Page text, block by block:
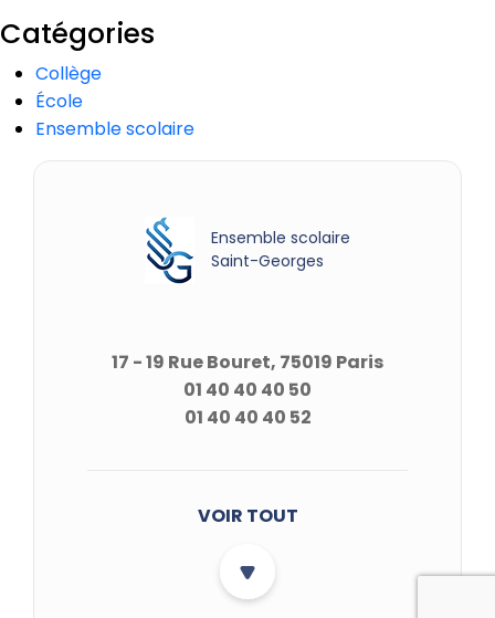
Catégories
Collège
École
Ensemble scolaire
Ensemble scolaire
Saint-Georges
17 - 19 Rue Bouret, 75019 Paris
01 40 40 40 50
01 40 40 40 52
VOIR TOUT